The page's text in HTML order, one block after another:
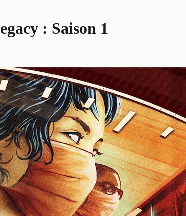
: Saison 1